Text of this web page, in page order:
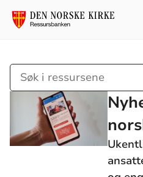
Søk
i
ressursene